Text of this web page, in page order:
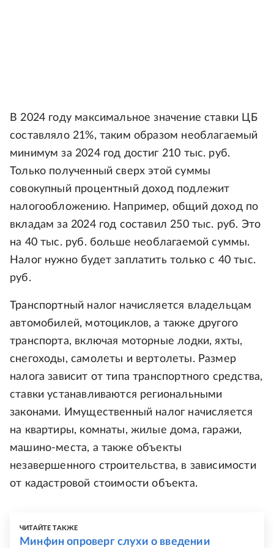
В 2024 году максимальное значение ставки ЦБ
составляло 21%, таким образом необлагаемый
минимум за 2024 год достиг 210 тыс. руб.
Только полученный сверх этой суммы
совокупный процентный доход подлежит
налогообложению. Например, общий доход по
вкладам за 2024 год составил 250 тыс. руб. Это
на 40 тыс. руб. больше необлагаемой суммы.
Налог нужно будет заплатить только с 40 тыс.
руб.
Транспортный налог начисляется владельцам
автомобилей, мотоциклов, а также другого
транспорта, включая моторные лодки, яхты,
снегоходы, самолеты и вертолеты. Размер
налога зависит от типа транспортного средства,
ставки устанавливаются региональными
законами. Имущественный налог начисляется
на квартиры, комнаты, жилые дома, гаражи,
машино-места, а также объекты
незавершенного строительства, в зависимости
от кадастровой стоимости объекта.
ЧИТАЙТЕ ТАКЖЕ
Минфин опроверг слухи о введении